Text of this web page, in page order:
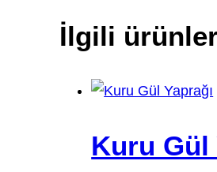
İlgili
Kuru Gül